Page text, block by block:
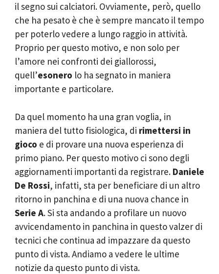
il segno sui calciatori. Ovviamente, però, quello
che ha pesato è che è sempre mancato il tempo
per poterlo vedere a lungo raggio in attività.
Proprio per questo motivo, e non solo per
l’amore nei confronti dei giallorossi,
quell’esonero lo ha segnato in maniera
importante e particolare.
Da quel momento ha una gran voglia, in
maniera del tutto fisiologica, di rimettersi in
gioco e di provare una nuova esperienza di
primo piano. Per questo motivo ci sono degli
aggiornamenti importanti da registrare. Daniele
De Rossi, infatti, sta per beneficiare di un altro
ritorno in panchina e di una nuova chance in
Serie A. Si sta andando a profilare un nuovo
avvicendamento in panchina in questo valzer di
tecnici che continua ad impazzare da questo
punto di vista. Andiamo a vedere le ultime
notizie da questo punto di vista.